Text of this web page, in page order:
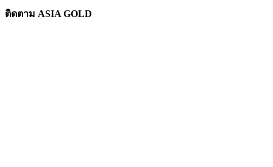
ติดตาม ASIA GOLD